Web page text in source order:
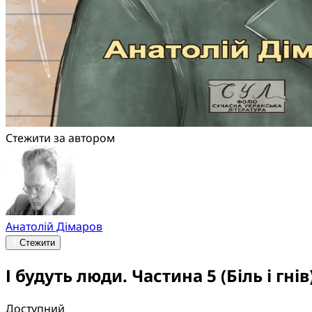
Стежити за автором
Анатолій Дімаров
Стежити
І будуть люди. Частина 5 (Біль і
Доступний